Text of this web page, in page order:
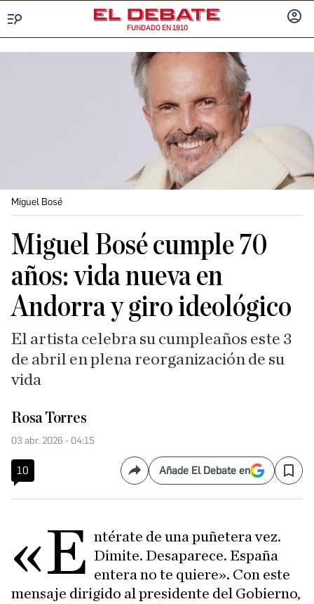
FUNDADO EN 1910
Miguel Bosé
Miguel Bosé cumple 70
años: vida nueva en
Andorra y giro ideológico
El artista celebra su cumpleaños este 3
de abril en plena reorganización de su
vida
Rosa Torres
03 abr. 2026 - 04:15
10 CompartirAñade El Debate en Save
«E ntérate de una puñetera vez.
Dimite. Desaparece. España
entera no te quiere». Con este
mensaje dirigido al presidente del Gobierno,